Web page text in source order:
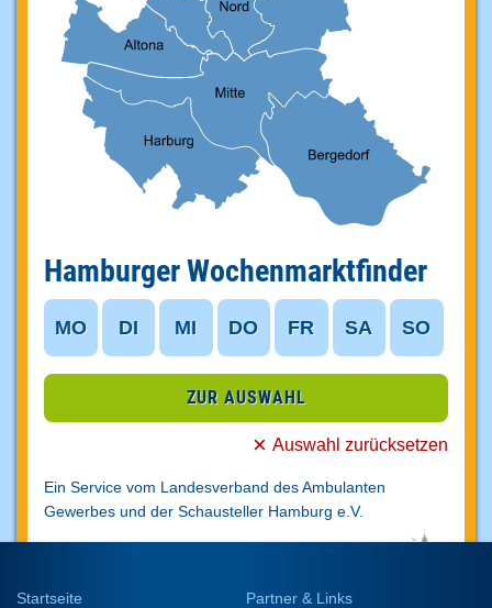
Hamburger Wochenmarktfinder
MO DI MI DO FR SA SO
ZUR AUSWAHL
Auswahl zurücksetzen
Ein Service vom Landesverband des Ambulanten
Gewerbes und der Schausteller Hamburg e.V.
Startseite Partner & Links